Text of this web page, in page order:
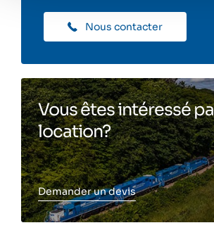
Nous contacter
Vous êtes intéressé
location?
Demander un devis